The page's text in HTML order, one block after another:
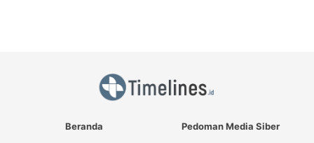
Beranda
Pedoman Media Siber